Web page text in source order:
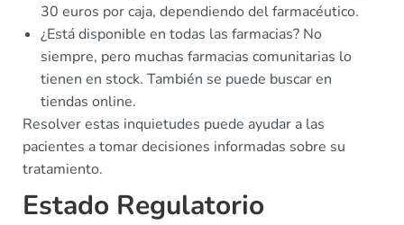
30 euros por caja, dependiendo del farmacéutico.
¿Está disponible en todas las farmacias? No
siempre, pero muchas farmacias comunitarias lo
tienen en stock. También se puede buscar en
tiendas online.
Resolver estas inquietudes puede ayudar a las
pacientes a tomar decisiones informadas sobre su
tratamiento.
Estado Regulatorio